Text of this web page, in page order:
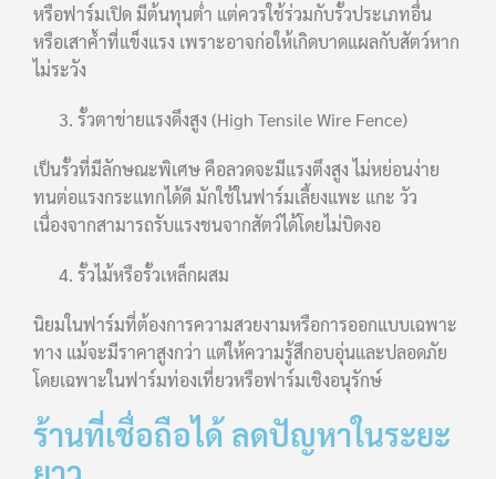
หรือฟาร์มเปิด มีต้นทุนต่ำ แต่ควรใช้ร่วมกับรั้วประเภทอื่น
หรือเสาค้ำที่แข็งแรง เพราะอาจก่อให้เกิดบาดแผลกับสัตว์หาก
ไม่ระวัง
รั้วตาข่ายแรงดึงสูง (High Tensile Wire Fence)
เป็นรั้วที่มีลักษณะพิเศษ คือลวดจะมีแรงตึงสูง ไม่หย่อนง่าย
ทนต่อแรงกระแทกได้ดี มักใช้ในฟาร์มเลี้ยงแพะ แกะ วัว
เนื่องจากสามารถรับแรงชนจากสัตว์ได้โดยไม่บิดงอ
รั้วไม้หรือรั้วเหล็กผสม
นิยมในฟาร์มที่ต้องการความสวยงามหรือการออกแบบเฉพาะ
ทาง แม้จะมีราคาสูงกว่า แต่ให้ความรู้สึกอบอุ่นและปลอดภัย
โดยเฉพาะในฟาร์มท่องเที่ยวหรือฟาร์มเชิงอนุรักษ์
ร้านที่เชื่อถือได้ ลดปัญหาในระยะ
ยาว